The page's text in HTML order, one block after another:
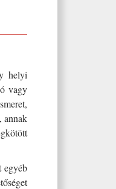
helyi
vagy
annak
egyéb